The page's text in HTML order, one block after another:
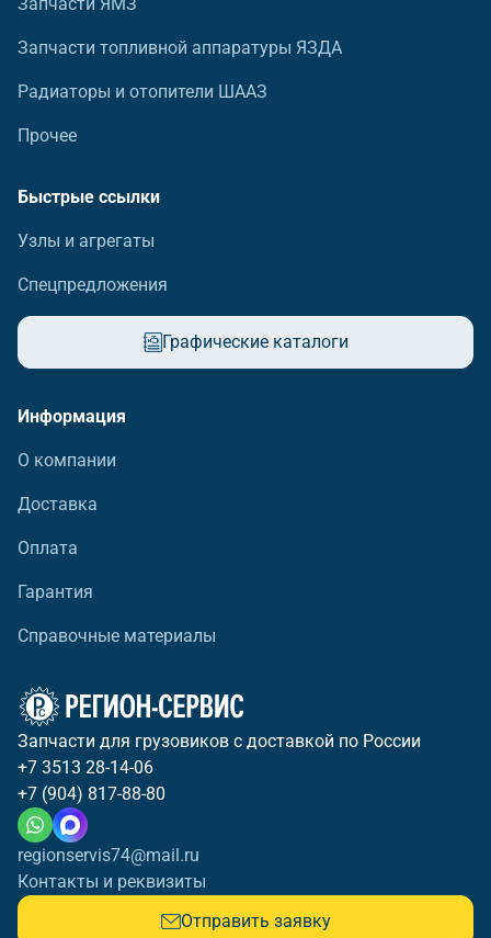
Запчасти топливной аппаратуры ЯЗДА
Радиаторы и отопители ШААЗ
Прочее
Быстрые ссылки
Узлы и агрегаты
Спецпредложения
Графические каталоги
Информация
О компании
Доставка
Оплата
Гарантия
Справочные материалы
Запчасти для грузовиков с доставкой по России
+7 3513 28-14-06
+7 (904) 817-88-80
regionservis74@mail.ru
Контакты и реквизиты
Отправить заявку